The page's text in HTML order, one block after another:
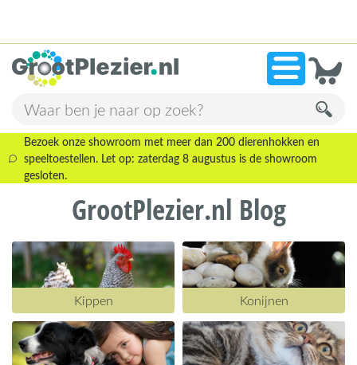
»13.946 beoordelingen!
Bezoek onze showroom met meer dan 200 dierenhokken en
speeltoestellen. Let op: zaterdag 8 augustus is de showroom
gesloten.
GrootPlezier.nl Blog
Kippen Konijnen